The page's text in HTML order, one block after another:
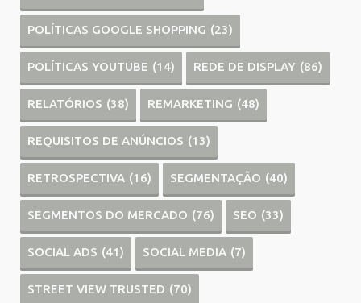
POLÍTICAS GOOGLE SHOPPING (23)
POLÍTICAS YOUTUBE (14) REDE DE DISPLAY (86)
RELATÓRIOS (38) REMARKETING (48)
REQUISITOS DE ANÚNCIOS (13)
RETROSPECTIVA (16) SEGMENTAÇÃO (40)
SEGMENTOS DO MERCADO (76) SEO (33)
SOCIAL ADS (41) SOCIAL MEDIA (7)
STREET VIEW TRUSTED (70)